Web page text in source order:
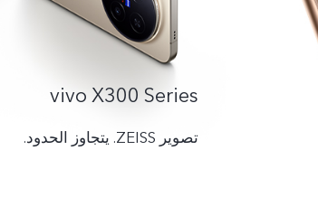
vivo X300 Series
تصوير ZEISS. يتجاوز الحدود.